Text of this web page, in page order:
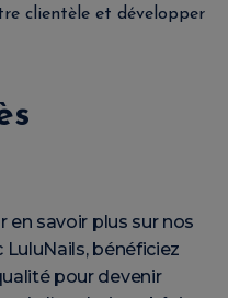
clientèle et développer
savoir plus sur nos
bénéficiez
pour devenir